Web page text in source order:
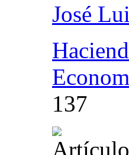
José
137